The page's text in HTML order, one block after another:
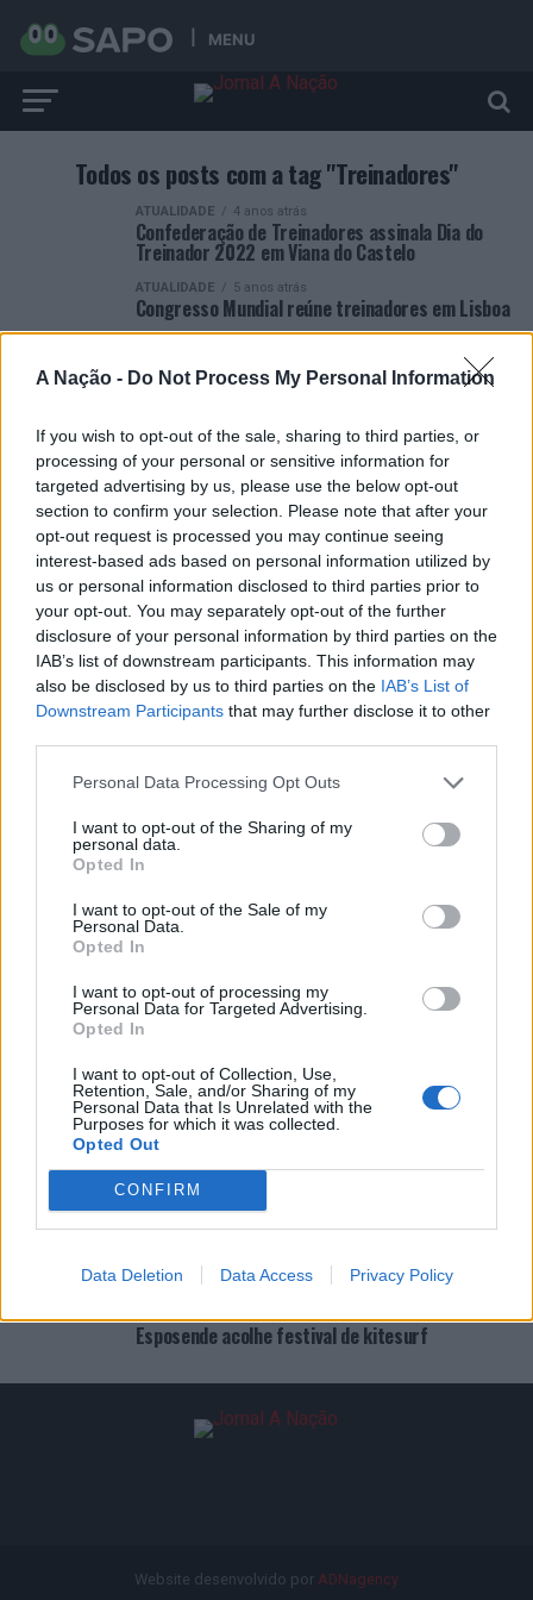
A Nação - Do Not Process My Personal Information
If you wish to opt-out of the sale, sharing to third parties, or
processing of your personal or sensitive information for
targeted advertising by us, please use the below opt-out
section to confirm your selection. Please note that after your
opt-out request is processed you may continue seeing
interest-based ads based on personal information utilized by
us or personal information disclosed to third parties prior to
your opt-out. You may separately opt-out of the further
disclosure of your personal information by third parties on the
IAB’s list of downstream participants. This information may
also be disclosed by us to third parties on the IAB’s List of
Downstream Participants that may further disclose it to other
Personal Data Processing Opt Outs
I want to opt-out of the Sharing of my
personal data.
Opted In
I want to opt-out of the Sale of my
Personal Data.
Opted In
I want to opt-out of processing my
Personal Data for Targeted Advertising.
Opted In
I want to opt-out of Collection, Use,
Retention, Sale, and/or Sharing of my
Personal Data that Is Unrelated with the
Purposes for which it was collected.
Opted Out
CONFIRM
Data Deletion Data Access Privacy Policy
MENU
Todos os posts com a tag "Treinadores"
ATUALIDADE 4 anos atrás
Confederação de Treinadores assinala Dia do
Treinador 2022 em Viana do Castelo
ATUALIDADE 5 anos atrás
Congresso Mundial reúne treinadores em Lisboa
ARTIGOS RECENTES
Covilhã: Especialista aponta investimento estrangeiro e
valorização imobiliária como motores do crescimento da
Beira Interior
Rio de Janeiro: Governo do Estado propõe parceria com a
FUNCEX para “reforçar inteligência sobre comércio
exterior”
Cinco projetos de Cascais finalistas em iniciativa europeia
EMEC celebra a conclusão de mais um Curso de
e Gestão de Barcelos
COMENTÁRIOS RECENTES
ÚLTIMAS DESTAQUE
ATUALIDADE 14 horas atrás
Covilhã: Especialista aponta investimento
estrangeiro e valorização imobiliária como
motores do crescimento da Beira Interior
ATUALIDADE 14 horas atrás
Rio de Janeiro: Governo do Estado propõe
inteligência sobre comércio exterior”
Esposende acolhe festival de kitesurf
Website desenvolvido por ADNagency